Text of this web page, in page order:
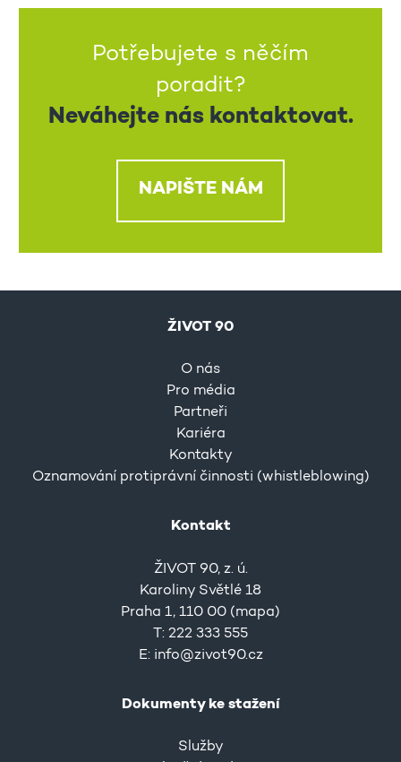
Potřebujete s něčím
poradit?
Neváhejte nás kontaktovat.
NAPIŠTE NÁM
ŽIVOT 90
O nás
Pro média
Partneři
Kariéra
Kontakty
Oznamování protiprávní činnosti (whistleblowing)
Kontakt
ŽIVOT 90, z. ú.
Karoliny Světlé 18
Praha 1, 110 00 (mapa)
T: 222 333 555
E: info@zivot90.cz
Dokumenty ke stažení
Služby